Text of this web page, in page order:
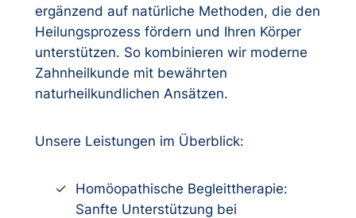
ergänzend auf natürliche Methoden, die den
Heilungsprozess fördern und Ihren Körper
unterstützen. So kombinieren wir moderne
Zahnheilkunde mit bewährten
naturheilkundlichen Ansätzen.
Unsere Leistungen im Überblick:
Homöopathische Begleittherapie:
Sanfte Unterstützung bei